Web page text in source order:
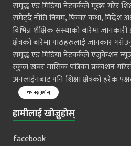
समृद्ध एड मिडिया नेटवर्कले मूख्य गरेर
समेट्दै नीति नियम, फिचर कथा, विदेश
विभिन्न शैक्षिक संस्थाको बारेमा
क्षेत्रको बारेमा पाठहरुलाई जानकार
समृद्ध एड मिडिया नेटवर्कले एजुकेशन न्यूज
स्कुल खबर मासिक पत्रिका प्रकाशन
अनलाईनबाट पनि शिक्षा क्षेत्रको हरेक
थप पढ्नुहोस्
हामीलाई खोज्नुहोस्
facebook